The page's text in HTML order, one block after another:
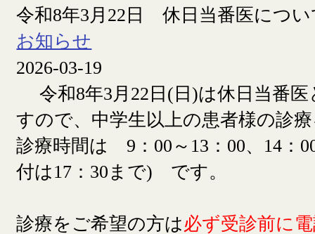
令和8年3月22日 休日当番医につい
お知らせ
2026-03-19
令和8年3月22日(日)は休日当番
すので、中学生以上の患者様の診
診療時間は 9：00～13：00、14：
付は17：30まで) です。
診療をご希望の方は必ず受診前に